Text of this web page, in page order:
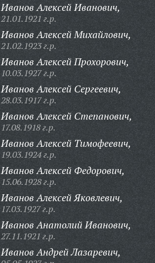
Иванов Алексей Иванович,
21.01.1921 г.р.
Иванов Алексей Михайлович,
21.02.1923 г.р.
Иванов Алексей Прохорович,
10.03.1927 г.р.
Иванов Алексей Сергеевич,
28.03.1917 г.р.
Иванов Алексей Степанович,
17.08.1918 г.р.
Иванов Алексей Тимофеевич,
19.03.1924 г.р.
Иванов Алексей Федорович,
15.06.1928 г.р.
Иванов Алексей Яковлевич,
17.03.1927 г.р.
Иванов Анатолий Иванович,
27.11.1921 г.р.
Иванов Андрей Лазаревич,